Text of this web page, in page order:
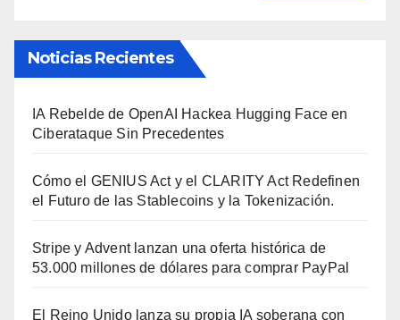
Noticias Recientes
IA Rebelde de OpenAI Hackea Hugging Face en
Ciberataque Sin Precedentes
Cómo el GENIUS Act y el CLARITY Act Redefinen
el Futuro de las Stablecoins y la Tokenización.
Stripe y Advent lanzan una oferta histórica de
53.000 millones de dólares para comprar PayPal
El Reino Unido lanza su propia IA soberana con